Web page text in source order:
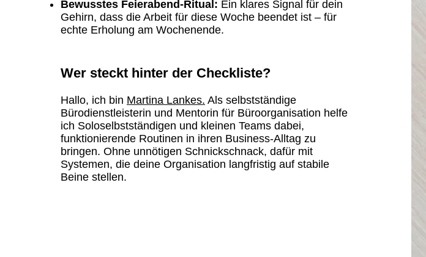
Bewusstes Feierabend-Ritual: Ein klares Signal für dein
Gehirn, dass die Arbeit für diese Woche beendet ist – für
echte Erholung am Wochenende.
Wer steckt hinter der Checkliste?
Hallo, ich bin Martina Lankes. Als selbstständige
Bürodienstleisterin und Mentorin für Büroorganisation helfe
ich Soloselbstständigen und kleinen Teams dabei,
funktionierende Routinen in ihren Business-Alltag zu
bringen. Ohne unnötigen Schnickschnack, dafür mit
Systemen, die deine Organisation langfristig auf stabile
Beine stellen.